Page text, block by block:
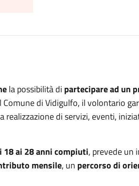
la possibilità di partecipare ad un
di Vidigulfo, il volontario
realizzazione di servizi, eventi,
18 ai 28 anni compiuti, prevede un
mensile, un percorso di